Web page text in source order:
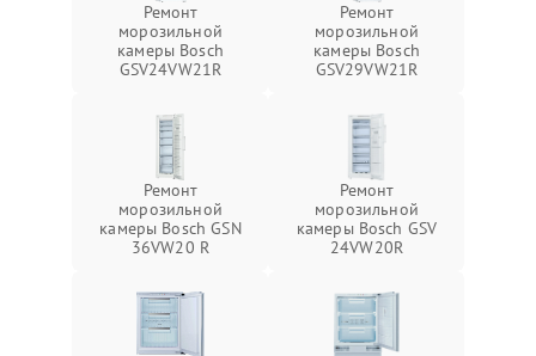
Ремонт
морозильной
камеры Bosch
GSV24VW21R
Ремонт
морозильной
камеры Bosch
GSV29VW21R
Ремонт
морозильной
камеры Bosch GSN
36VW20 R
Ремонт
морозильной
камеры Bosch GSV
24VW20R